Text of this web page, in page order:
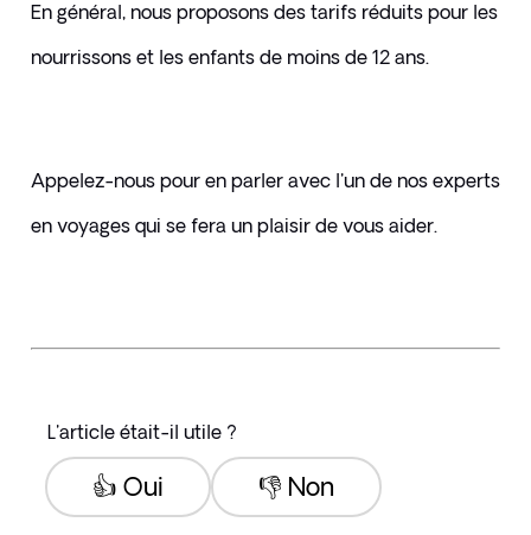
En général, nous proposons des tarifs réduits pour les
nourrissons et les enfants de moins de 12 ans.
Appelez-nous pour en parler avec l'un de nos experts
en voyages qui se fera un plaisir de vous aider.
L'article était-il utile ?
👎 Non
👍 Oui